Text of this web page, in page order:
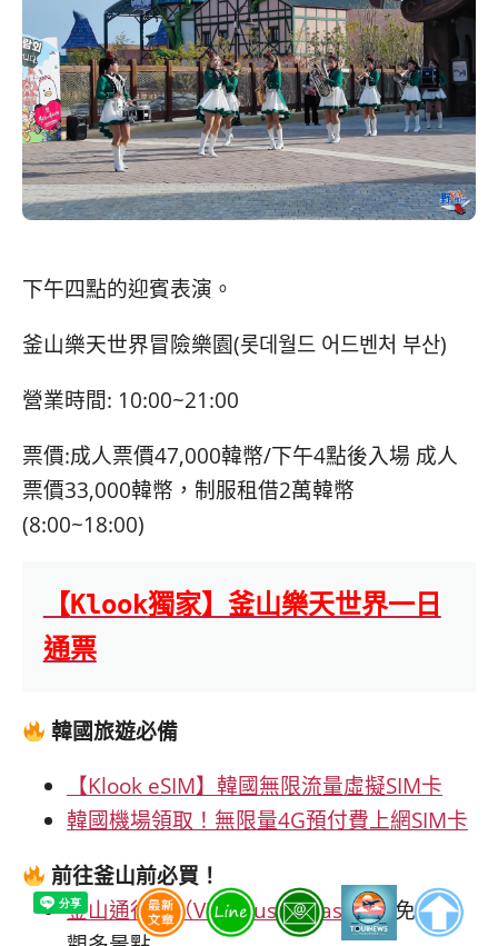
下午四點的迎賓表演。
釜山樂天世界冒險樂園(롯데월드 어드벤처 부산)
營業時間: 10:00~21:00
票價:成人票價47,000韓幣/下午4點後入場 成人
票價33,000韓幣，制服租借2萬韓幣
(8:00~18:00)
【Klook獨家】釜山樂天世界一日
通票
韓國旅遊必備
【Klook eSIM】韓國無限流量虛擬SIM卡
韓國機場領取！無限量4G預付費上網SIM卡
前往釜山前必買！
釜山通行證（Visit Busan Pass）｜免費參